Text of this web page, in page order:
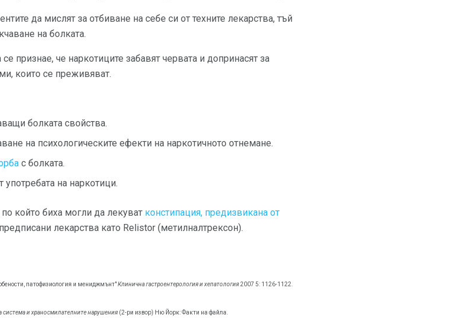
да мислят за отбиване на себе си от техните лекарства, тъй
на болката.
признае, че наркотиците забавят червата и допринасят за
които се преживяват.
болката свойства.
на психологическите ефекти на наркотичното отнемане.
с болката.
употребата на наркотици.
който биха могли да лекуват констипация, предизвикана от
лекарства като Relistor (метилналтрексон).
патофизиология и мениджмънт"Клинична гастроентерология и хепатология2007 5: 1126-1122.
и храносмилателните нарушения (2-ри извор) Ню Йорк: Факти на файла.